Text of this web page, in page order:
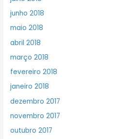
junho 2018
maio 2018
abril 2018
março 2018
fevereiro 2018
janeiro 2018
dezembro 2017
novembro 2017
outubro 2017